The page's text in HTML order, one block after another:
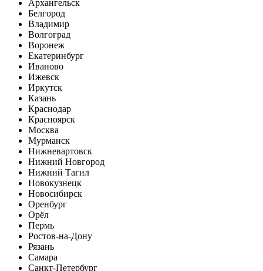
Архангельск
Белгород
Владимир
Волгоград
Воронеж
Екатеринбург
Иваново
Ижевск
Иркутск
Казань
Краснодар
Красноярск
Москва
Мурманск
Нижневартовск
Нижний Новгород
Нижний Тагил
Новокузнецк
Новосибирск
Оренбург
Орёл
Пермь
Ростов-на-Дону
Рязань
Самара
Санкт-Петербург